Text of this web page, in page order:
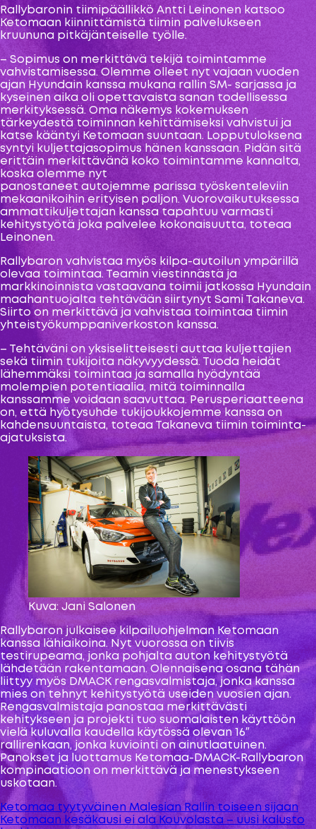
Rallybaronin tiimipäällikkö Antti Leinonen katsoo
Ketomaan kiinnittämistä tiimin palvelukseen
kruununa pitkäjänteiselle työlle.
– Sopimus on merkittävä tekijä toimintamme
vahvistamisessa. Olemme olleet nyt vajaan vuoden
ajan Hyundain kanssa mukana rallin SM- sarjassa ja
kyseinen aika oli opettavaista sanan todellisessa
merkityksessä. Oma näkemys kokemuksen
tärkeydestä toiminnan kehittämiseksi vahvistui ja
katse kääntyi Ketomaan suuntaan. Lopputuloksena
syntyi kuljettajasopimus hänen kanssaan. Pidän sitä
erittäin merkittävänä koko toimintamme kannalta,
koska olemme nyt
panostaneet autojemme parissa työskenteleviin
mekaanikoihin erityisen paljon. Vuorovaikutuksessa
ammattikuljettajan kanssa tapahtuu varmasti
kehitystyötä joka palvelee kokonaisuutta, toteaa
Leinonen.
Rallybaron vahvistaa myös kilpa-autoilun ympärillä
olevaa toimintaa. Teamin viestinnästä ja
markkinoinnista vastaavana toimii jatkossa Hyundain
maahantuojalta tehtävään siirtynyt Sami Takaneva.
Siirto on merkittävä ja vahvistaa toimintaa tiimin
yhteistyökumppaniverkoston kanssa.
– Tehtäväni on yksiselitteisesti auttaa kuljettajien
sekä tiimin tukijoita näkyvyydessä. Tuoda heidät
lähemmäksi toimintaa ja samalla hyödyntää
molempien potentiaalia, mitä toiminnalla
kanssamme voidaan saavuttaa. Perusperiaatteena
on, että hyötysuhde tukijoukkojemme kanssa on
kahdensuuntaista, toteaa Takaneva tiimin toiminta-
ajatuksista.
Kuva: Jani Salonen
Rallybaron julkaisee kilpailuohjelman Ketomaan
kanssa lähiaikoina. Nyt vuorossa on tiivis
testirupeama, jonka pohjalta auton kehitystyötä
lähdetään rakentamaan. Olennaisena osana tähän
liittyy myös DMACK rengasvalmistaja, jonka kanssa
mies on tehnyt kehitystyötä useiden vuosien ajan.
Rengasvalmistaja panostaa merkittävästi
kehitykseen ja projekti tuo suomalaisten käyttöön
vielä kuluvalla kaudella käytössä olevan 16″
rallirenkaan, jonka kuviointi on ainutlaatuinen.
Panokset ja luottamus Ketomaa-DMACK-Rallybaron
kompinaatioon on merkittävä ja menestykseen
uskotaan.
Artikkelien
Ketomaa tyytyväinen Malesian Rallin toiseen sijaan
Ketomaan kesäkausi ei ala Kouvolasta – uusi kalusto